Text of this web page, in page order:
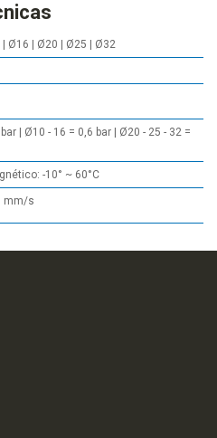
| Ø16 | Ø20 | Ø25 | Ø32
| Ø10 - 16 = 0,6 bar | Ø20 - 25 - 32 =
-10° ~ 60°C
mm/s